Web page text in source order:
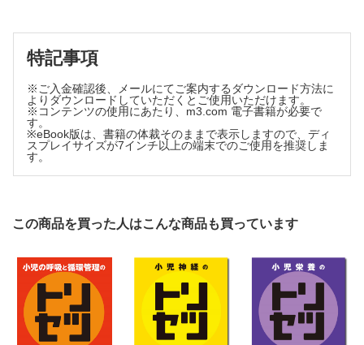
Q39 Panayiotopoulos症候群について教えてください［五十嵐鮎
子］
Q40 小児欠神てんかんについて教えてください［倉橋宏和］
Q41 若年ミオクロニーてんかん（JME）について教えてください
［今村 淳］
Q42 点頭てんかん（West症候群）について教えてください［小
林 悠］
Q43 Dravet症候群について教えてください［坂内優子］
Q44 早期乳児てんかん性脳症（大田原症候群）について教えてくだ
Q47 熱性けいれんとは何でしょうか？［夏目 淳］
Q49 複雑型熱性けいれんについて教えてください［二階堂弘輝］
Q50 熱性けいれんでは意識回復までにどれくらいかかりますか？
［田中亮介］
Q51 熱性けいれんと鑑別すべき疾患は何でしょうか？［福山哲広］
Q52 熱性けいれんが止まったかどうか，どのように判断したらよい
でしょうか？［奥村彰久］
ださい［白石秀明］
Q16 心因性非てんかん性発作との鑑別はどうすればよいで
しょうか？［遠山 潤］
Q17 どのような場合に専門医に紹介するのが望ましいです
か？［宮本雄策］
4．てんかんの治療
Q18 どのような患者に抗てんかん薬が必要なのでしょう
か？［柿坂庸介］
太郎］
Q21 抗てんかん薬の副作用とその対処法を教えてください
Q22 各てんかん症候群における推奨薬剤は何でしょうか？
［岡西 徹］
Q23 ACTH療法について教えてください［伊藤祐史］
Q24 てんかんにおけるケトン食療法について教えてくださ
い［伊藤 進］
特記事項
※ご入金確認後、メールにてご案内するダウンロード方法に
よりダウンロードしていただくとご使用いただけます。
※コンテンツの使用にあたり、m3.com 電子書籍が必要で
す。
※eBook版は、書籍の体裁そのままで表示しますので、ディ
スプレイサイズが7インチ以上の端末でのご使用を推奨しま
す。
この商品を買った人はこんな商品も買っています